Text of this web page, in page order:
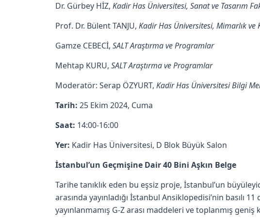
Dr. Gürbey HİZ, Kadir Has Üniversitesi, Sanat ve Tasarım
Prof. Dr. Bülent TANJU, Kadir Has Üniversitesi, Mimarlık ve
Gamze CEBECİ, SALT Araştırma ve Programlar
Mehtap KURU, SALT Araştırma ve Programlar
Moderatör: Serap ÖZYURT, Kadir Has Üniversitesi Bilgi
Tarih: 25 Ekim 2024, Cuma
Saat: 14:00-16:00
Yer: Kadir Has Üniversitesi, D Blok Büyük Salon
İstanbul’un Geçmişine Dair 40 Bini Aşkın Belge
Tarihe tanıklık eden bu eşsiz proje, İstanbul’un
arasında yayınladığı İstanbul Ansiklopedisi’nin basılı
yayınlanmamış G-Z arası maddeleri ve toplanmış